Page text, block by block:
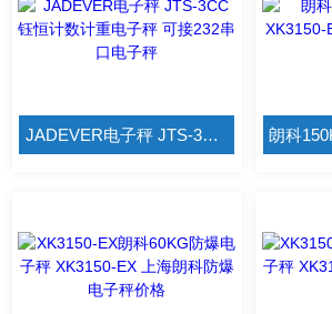
JADEVER电子秤 JTS-3CC钰恒计数计重电子秤 可接232串口电子秤